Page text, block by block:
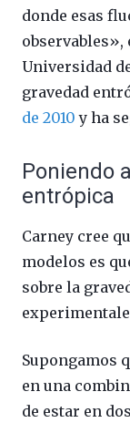
donde esas
observables»,
Universidad
gravedad
de 2010 y ha
Poniendo
entrópica
Carney cree
modelos es
sobre la
Supongamos
en una
de estar en